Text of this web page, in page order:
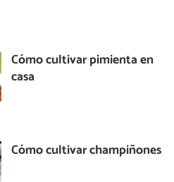
Cómo cultivar pimienta en
casa
Cómo cultivar champiñones